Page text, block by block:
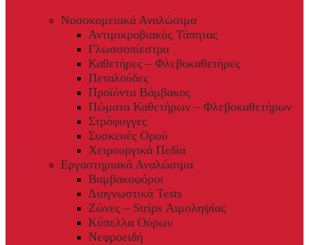
Νοσοκομειακά Αναλώσιμα
Αντιμικροβιακός Τάπητας
Γλωσσοπίεστρα
Καθετήρες – Φλεβοκαθετήρες
Πεταλούδες
Προϊόντα Βάμβακος
Πώματα Καθετήρων – Φλεβοκαθετήρων
Στρόφυγγες
Συσκευές Ορού
Χειρουργικά Πεδία
Εργαστηριακά Αναλώσιμα
Βαμβακοφόροι
Διαγνωστικά Tests
Ζώνες – Strips Αιμοληψίας
Κύπελλα Ούρων
Νεφροειδή